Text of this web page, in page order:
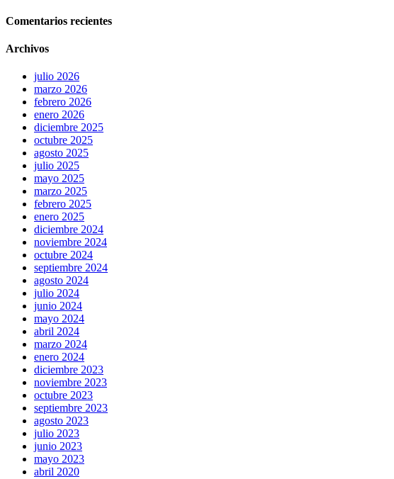
Comentarios recientes
Archivos
julio 2026
marzo 2026
febrero 2026
enero 2026
diciembre 2025
octubre 2025
agosto 2025
julio 2025
mayo 2025
marzo 2025
febrero 2025
enero 2025
diciembre 2024
noviembre 2024
octubre 2024
septiembre 2024
agosto 2024
julio 2024
junio 2024
mayo 2024
abril 2024
marzo 2024
enero 2024
diciembre 2023
noviembre 2023
octubre 2023
septiembre 2023
agosto 2023
julio 2023
junio 2023
mayo 2023
abril 2020